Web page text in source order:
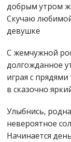
добрым утром
Скучаю
девушке
С жемчужной
долгожданное
играя с
в сказочно
Улыбнись,
невероятное
Начинается